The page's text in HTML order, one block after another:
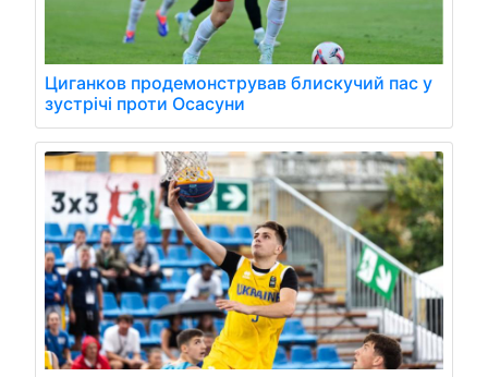
Циганков продемонстрував блискучий пас у
зустрічі проти Осасуни